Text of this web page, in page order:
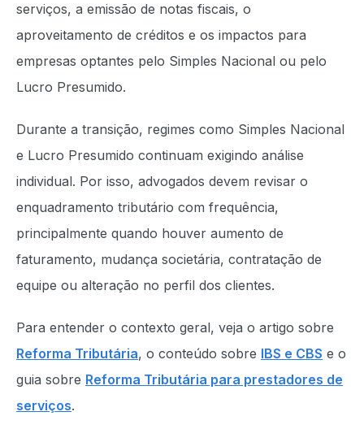
serviços, a emissão de notas fiscais, o
aproveitamento de créditos e os impactos para
empresas optantes pelo Simples Nacional ou pelo
Lucro Presumido.
Durante a transição, regimes como Simples Nacional
e Lucro Presumido continuam exigindo análise
individual. Por isso, advogados devem revisar o
enquadramento tributário com frequência,
principalmente quando houver aumento de
faturamento, mudança societária, contratação de
equipe ou alteração no perfil dos clientes.
Para entender o contexto geral, veja o artigo sobre
Reforma Tributária, o conteúdo sobre IBS e CBS e o
guia sobre Reforma Tributária para prestadores de
serviços.